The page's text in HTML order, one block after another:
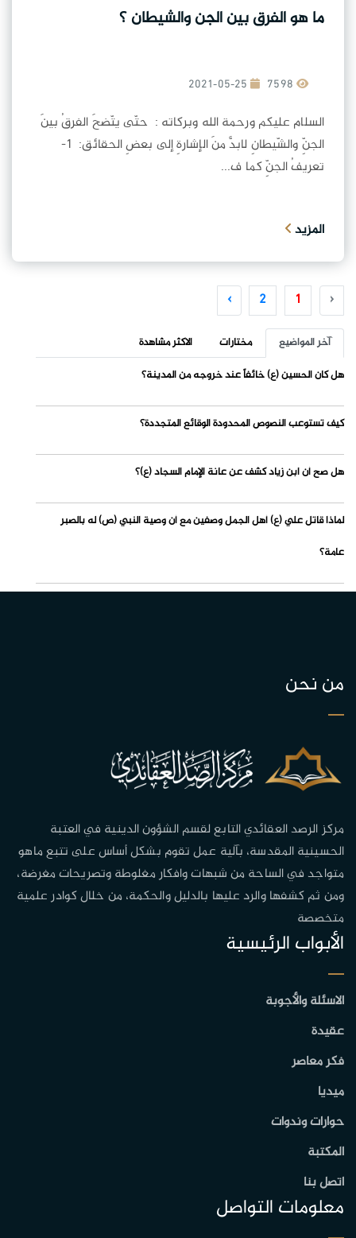
ما هو الفرق بين الجن والشيطان ؟
2021-05-25
السلام عليكم ورحمة الله وبركاته : حتّى يتّضحَ الفرقُ بينَ
الجنِّ والشّيطانِ لابدَّ منَ الإشارةِ إلى بعضِ الحقائق: 1-
تعريفُ الجنِّ كما ف...
المزيد
‹
1
2
›
آخر المواضيع مختارات
الاكثر مشاهدة
هل كان الحسين (ع) خائفاً عند خروجه من المدينة؟
كيف تستوعب النصوص المحدودة الوقائع المتجددة؟
هل صح أن ابن زياد كشف عن عانة الإمام السجاد (ع)؟
لماذا قاتل علي (ع) أهل الجمل وصفين مع أن وصية النبي (ص) له بالصبر
عامة؟
من نحن
مركز الرصد العقائدي التابع لقسم الشؤون الدينية في العتبة
الحسينية المقدسة، بآلية عمل تقوم بشكل أساس على تتبع ماهو
متواجد في الساحة من شبهات وافكار مغلوطة وتصريحات مغرضة،
ومن ثم كشفها والرد عليها بالدليل والحكمة، من خلال كوادر علمية
متخصصة
الأبواب الرئيسية
الاسئلة والأجوبة
عقيدة
فكر معاصر
ميديا
حوارات وندوات
المكتبة
اتصل بنا
معلومات التواصل